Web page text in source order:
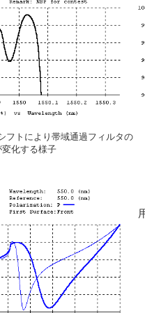
フトにより帯域通過フィルタの
化する様子